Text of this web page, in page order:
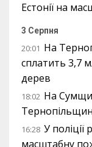
Естонії на
3 Серпня
20:01 На
сплатить 3,7
дерев
18:02 На
16:28 У
масштабну